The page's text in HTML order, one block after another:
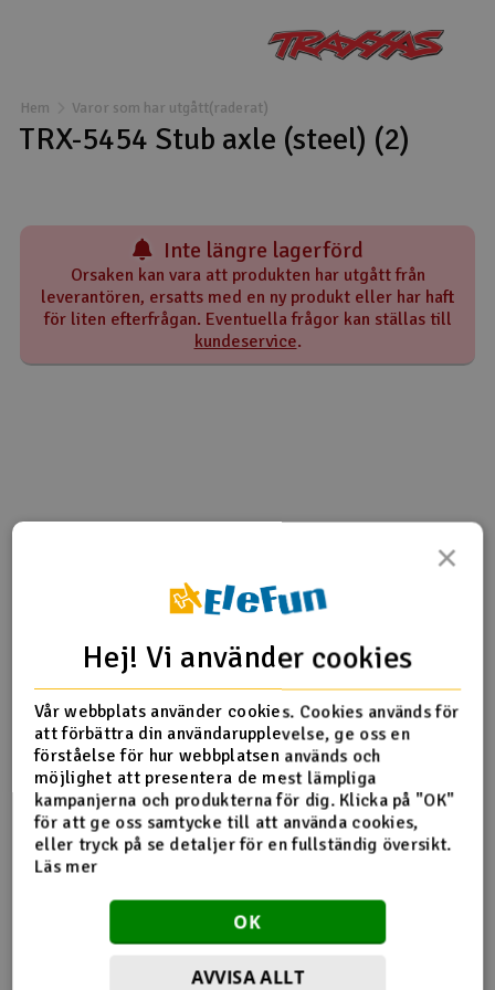
Drönare
Drönare för FPV
Helikopter
Kamerautrustning
Modellbygg- och byggsatser
Radioutrustning
Raketer
Scooter & elfordon
Smarthem, lek och hobby
Solenergi
Verktyg, utrustning och tillbehör
Hem Varor som har utgått(raderat)
TRX-5454 Stub axle (steel) (2)
Inte längre lagerförd
Orsaken kan vara att produkten har utgått från
leverantören, ersatts med en ny produkt eller har haft
för liten efterfrågan. Eventuella frågor kan ställas till
kundeservice.
Tipsa en vän Recensioner
Produktinformation
5454 Stub axle (steel) (2)
Fler detaljer
Produkten är
förknippad med
×
Hej! Vi använder cookies
Vår webbplats använder cookies. Cookies används för
att förbättra din användarupplevelse, ge oss en
förståelse för hur webbplatsen används och
möjlighet att presentera de mest lämpliga
kampanjerna och produkterna för dig. Klicka på "OK"
för att ge oss samtycke till att använda cookies,
eller tryck på se detaljer för en fullständig översikt.
Läs mer
OK
AVVISA ALLT